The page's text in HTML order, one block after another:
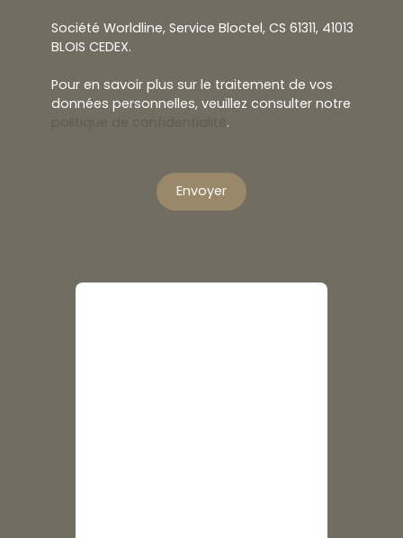
Société Worldline, Service Bloctel, CS 61311, 41013
BLOIS CEDEX.
Pour en savoir plus sur le traitement de vos
données personnelles, veuillez consulter notre
.
Envoyer